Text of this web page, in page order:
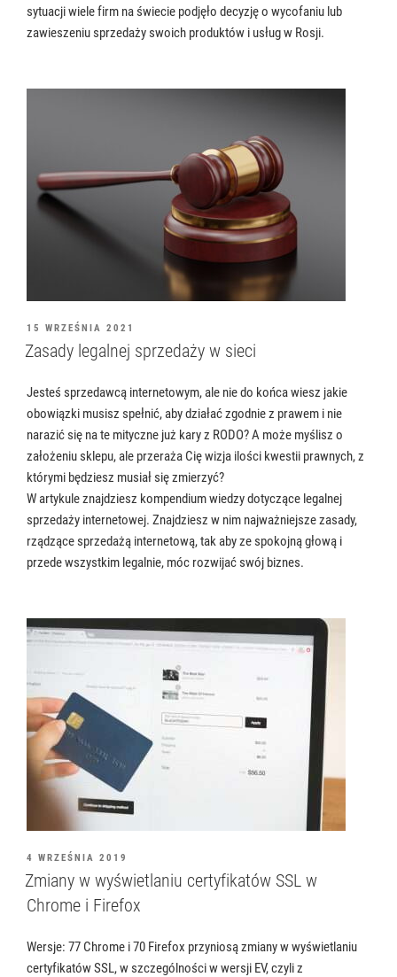
sytuacji wiele firm na świecie podjęło decyzję o wycofaniu lub
zawieszeniu sprzedaży swoich produktów i usług w Rosji.
OPUBLIKOWANE
W
15 WRZEŚNIA 2021
Zasady legalnej sprzedaży w sieci
Jesteś sprzedawcą internetowym, ale nie do końca wiesz jakie
obowiązki musisz spełnić, aby działać zgodnie z prawem i nie
narazić się na te mityczne już kary z RODO? A może myślisz o
założeniu sklepu, ale przeraża Cię wizja ilości kwestii prawnych, z
którymi będziesz musiał się zmierzyć?
W artykule znajdziesz kompendium wiedzy dotyczące legalnej
sprzedaży internetowej. Znajdziesz w nim najważniejsze zasady,
rządzące sprzedażą internetową, tak aby ze spokojną głową i
przede wszystkim legalnie, móc rozwijać swój biznes.
OPUBLIKOWANE
W
4 WRZEŚNIA 2019
Zmiany w wyświetlaniu certyfikatów SSL w
Chrome i Firefox
Wersje: 77 Chrome i 70 Firefox przyniosą zmiany w wyświetlaniu
certyfikatów SSL, w szczególności w wersji EV, czyli z